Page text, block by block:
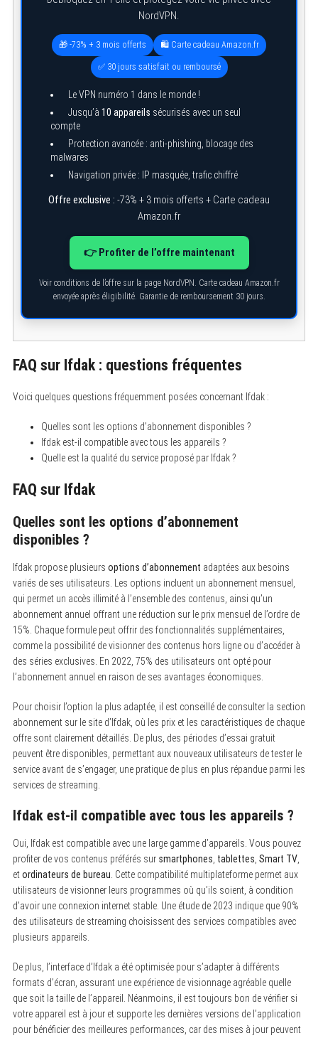
NordVPN.
🎁 -73% + 3 mois offerts 🛍️ Carte cadeau Amazon.fr
✅ 30 jours satisfait ou remboursé
Le VPN numéro 1 dans le monde !
Jusqu’à 10 appareils sécurisés avec un seul
compte
Protection avancée : anti-phishing, blocage des
malwares
Navigation privée : IP masquée, trafic chiffré
Offre exclusive : -73% + 3 mois offerts + Carte cadeau
Amazon.fr
👉 Profiter de l’offre maintenant
Voir conditions de l’offre sur la page NordVPN. Carte cadeau Amazon.fr
envoyée après éligibilité. Garantie de remboursement 30 jours.
FAQ sur Ifdak : questions fréquentes
Voici quelques questions fréquemment posées concernant Ifdak :
Quelles sont les options d’abonnement disponibles ?
Ifdak est-il compatible avec tous les appareils ?
Quelle est la qualité du service proposé par Ifdak ?
FAQ sur Ifdak
Quelles sont les options d’abonnement
disponibles ?
Ifdak propose plusieurs options d’abonnement adaptées aux besoins
variés de ses utilisateurs. Les options incluent un abonnement mensuel,
qui permet un accès illimité à l’ensemble des contenus, ainsi qu’un
abonnement annuel offrant une réduction sur le prix mensuel de l’ordre de
15%. Chaque formule peut offrir des fonctionnalités supplémentaires,
comme la possibilité de visionner des contenus hors ligne ou d’accéder à
des séries exclusives. En 2022, 75% des utilisateurs ont opté pour
l’abonnement annuel en raison de ses avantages économiques.
Pour choisir l’option la plus adaptée, il est conseillé de consulter la section
abonnement sur le site d’Ifdak, où les prix et les caractéristiques de chaque
offre sont clairement détaillés. De plus, des périodes d’essai gratuit
peuvent être disponibles, permettant aux nouveaux utilisateurs de tester le
service avant de s’engager, une pratique de plus en plus répandue parmi les
services de streaming.
Ifdak est-il compatible avec tous les appareils ?
Oui, Ifdak est compatible avec une large gamme d’appareils. Vous pouvez
profiter de vos contenus préférés sur smartphones tablettes Smart TV,
etordinateurs de bureau . Cette compatibilité multiplateforme permet aux
utilisateurs de visionner leurs programmes où qu’ils soient, à condition
d’avoir une connexion internet stable. Une étude de 2023 indique que 90%
des utilisateurs de streaming choisissent des services compatibles avec
plusieurs appareils.
De plus, l’interface d’Ifdak a été optimisée pour s’adapter à différents
formats d’écran, assurant une expérience de visionnage agréable quelle
que soit la taille de l’appareil. Néanmoins, il est toujours bon de vérifier si
votre appareil est à jour et supporte les dernières versions de l’application
pour bénéficier des meilleures performances, car des mises à jour peuvent